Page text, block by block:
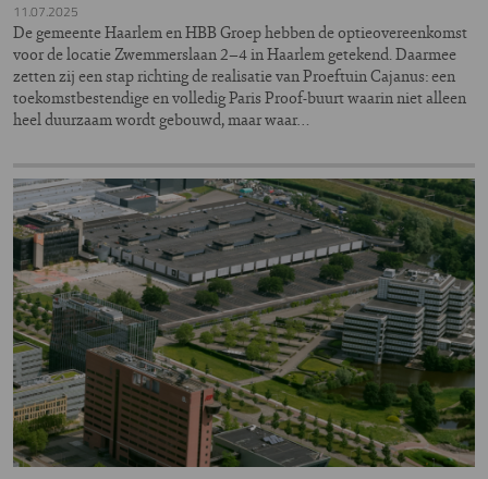
11.07.2025
De gemeente Haarlem en HBB Groep hebben de optieovereenkomst
voor de locatie Zwemmerslaan 2–4 in Haarlem getekend. Daarmee
zetten zij een stap richting de realisatie van Proeftuin Cajanus: een
toekomstbestendige en volledig Paris Proof-buurt waarin niet alleen
heel duurzaam wordt gebouwd, maar waar…